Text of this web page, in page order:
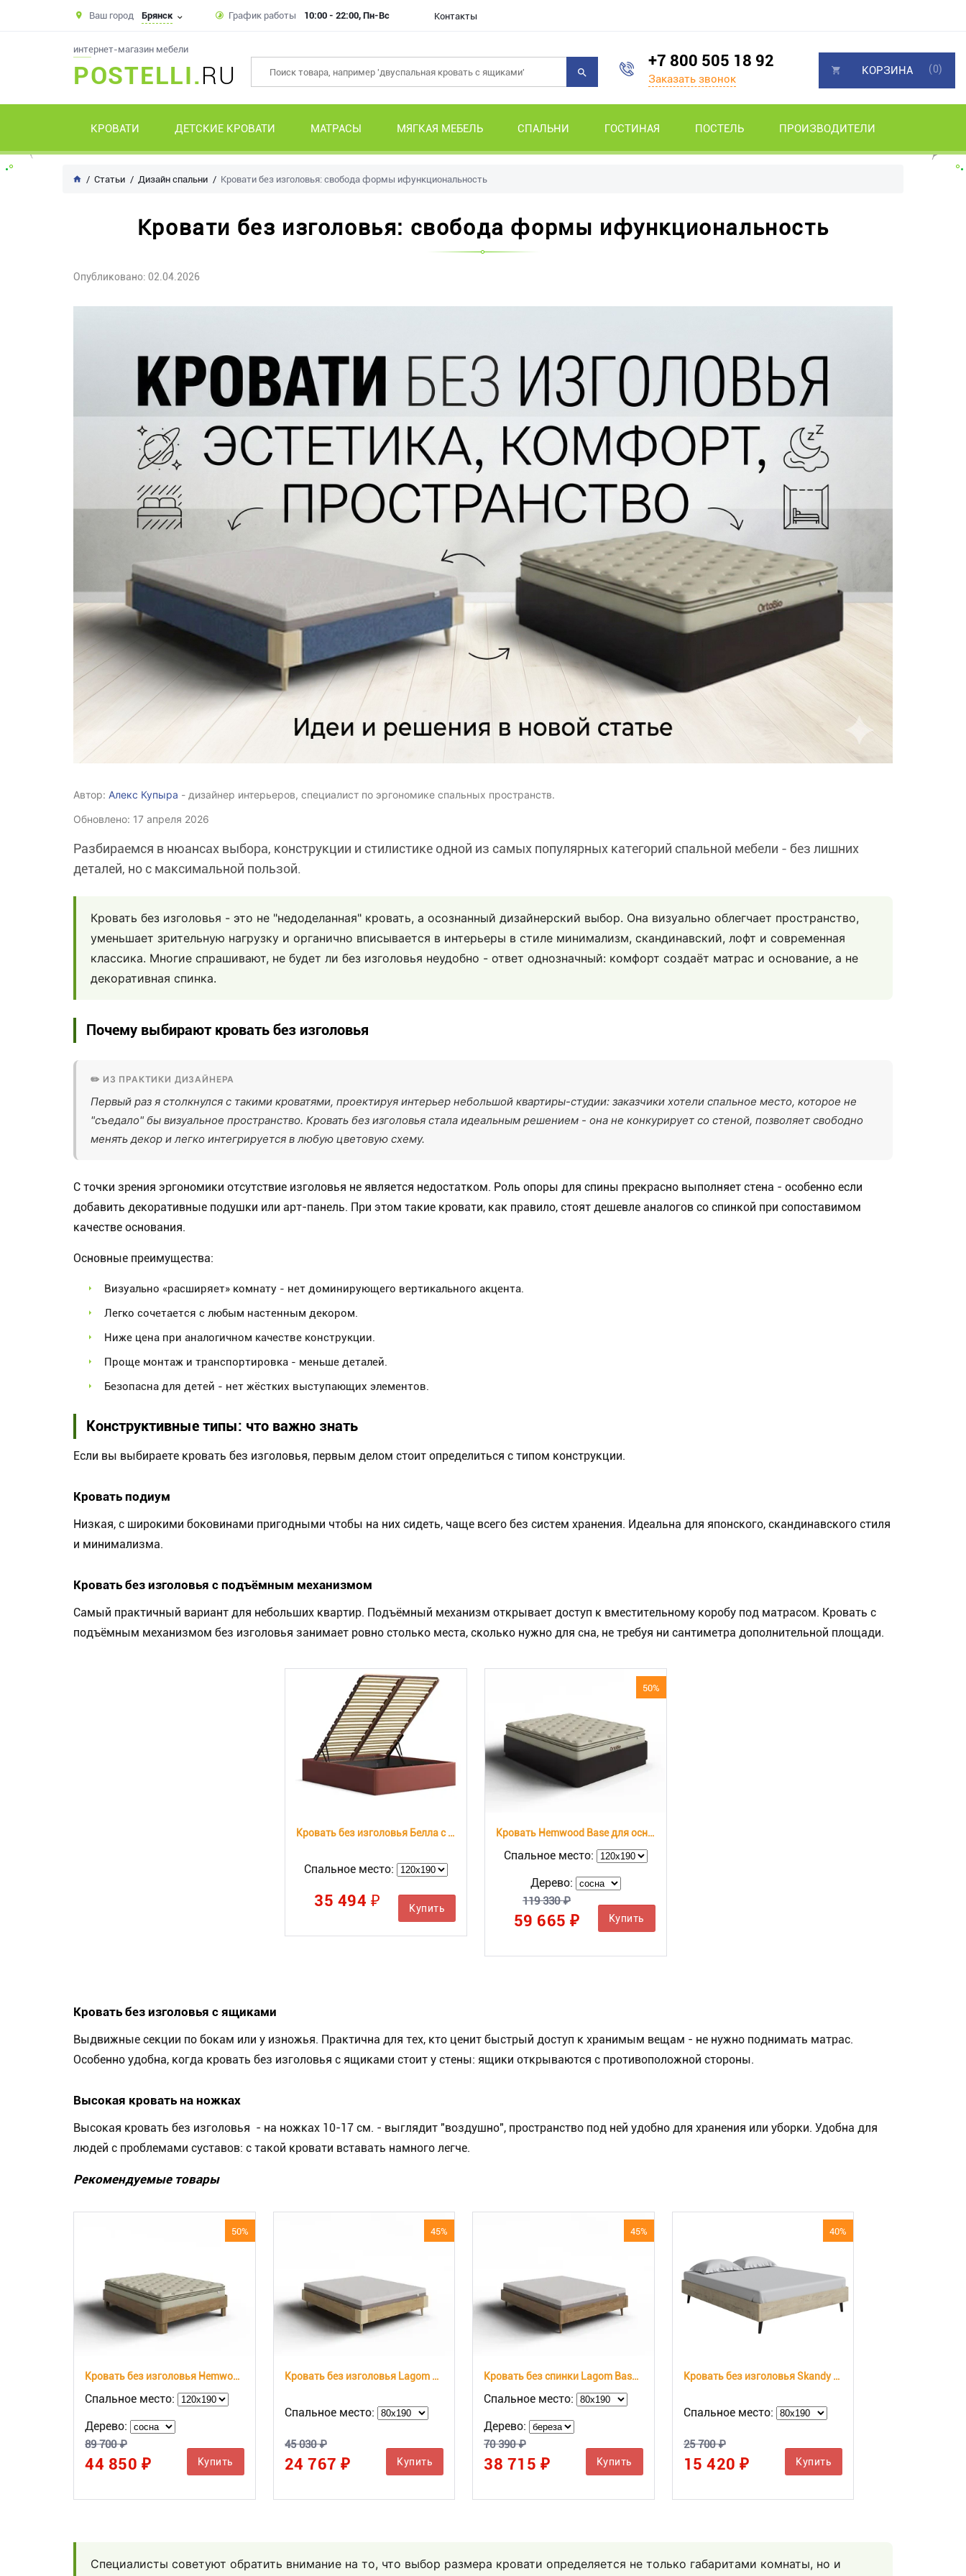
Ваш город Брянск График работы 10:00 - 22:00, Пн-Вс Контакты
интернет-магазин мебели
POSTELLI.RU
+7 800 505 18 92
Заказать звонок
КРОВАТИ ДЕТСКИЕ КРОВАТИ МАТРАСЫ МЯГКАЯ МЕБЕЛЬ СПАЛЬНИ ГОСТИНАЯ ПОСТЕЛЬ ПРОИЗВОДИТЕЛИ
КОРЗИНА (0)
Статьи Дизайн спальни Кровати без изголовья: свобода формы ифункциональность
Кровати без изголовья: свобода формы ифункциональность
Опубликовано: 02.04.2026
Автор: Алекс Купыра - дизайнер интерьеров, специалист по эргономике спальных пространств.
Обновлено: 17 апреля 2026
Разбираемся в нюансах выбора, конструкции и стилистике одной из самых популярных категорий спальной мебели - без лишних
деталей, но с максимальной пользой.
Кровать без изголовья - это не "недоделанная" кровать, а осознанный дизайнерский выбор. Она визуально облегчает пространство,
уменьшает зрительную нагрузку и органично вписывается в интерьеры в стиле минимализм, скандинавский, лофт и современная
классика. Многие спрашивают, не будет ли без изголовья неудобно - ответ однозначный: комфорт создаёт матрас и основание, а не
декоративная спинка.
Почему выбирают кровать без изголовья
Первый раз я столкнулся с такими кроватями, проектируя интерьер небольшой квартиры-студии: заказчики хотели спальное место, которое не
"съедало" бы визуальное пространство. Кровать без изголовья стала идеальным решением - она не конкурирует со стеной, позволяет свободно
менять декор и легко интегрируется в любую цветовую схему.
С точки зрения эргономики отсутствие изголовья не является недостатком. Роль опоры для спины прекрасно выполняет стена - особенно если
добавить декоративные подушки или арт-панель. При этом такие кровати, как правило, стоят дешевле аналогов со спинкой при сопоставимом
качестве основания.
Основные преимущества:
Визуально «расширяет» комнату - нет доминирующего вертикального акцента.
Легко сочетается с любым настенным декором.
Ниже цена при аналогичном качестве конструкции.
Проще монтаж и транспортировка - меньше деталей.
Безопасна для детей - нет жёстких выступающих элементов.
Конструктивные типы: что важно знать
Если вы выбираете кровать без изголовья, первым делом стоит определиться с типом конструкции.
Кровать подиум
Низкая, с широкими боковинами пригодными чтобы на них сидеть, чаще всего без систем хранения. Идеальна для японского, скандинавского стиля
и минимализма.
Кровать без изголовья с подъёмным механизмом
Самый практичный вариант для небольших квартир. Подъёмный механизм открывает доступ к вместительному коробу под матрасом. Кровать с
подъёмным механизмом без изголовья занимает ровно столько места, сколько нужно для сна, не требуя ни сантиметра дополнительной площади.
Кровать без изголовья Белла с подъемным механизмом
Спальное место:
35 494 ₽ Купить
50%
Кровать Hemwood Base для основания с подъемным механизмом
Спальное место:
Дерево:
119 330 ₽
59 665 ₽ Купить
Кровать без изголовья с ящиками
Выдвижные секции по бокам или у изножья. Практична для тех, кто ценит быстрый доступ к хранимым вещам - не нужно поднимать матрас.
Особенно удобна, когда кровать без изголовья с ящиками стоит у стены: ящики открываются с противоположной стороны.
Высокая кровать на ножках
Высокая кровать без изголовья - на ножках 10-17 см. - выглядит "воздушно", пространство под ней удобно для хранения или уборки. Удобна для
людей с проблемами суставов: с такой кровати вставать намного легче.
Рекомендуемые товары
50%
Кровать без изголовья Hemwood Base
Спальное место:
Дерево:
89 700 ₽
44 850 ₽ Купить
45%
Кровать без изголовья Lagom Base Chips
Спальное место:
45 030 ₽
24 767 ₽ Купить
45%
Кровать без спинки Lagom Base Wood
Спальное место:
Дерево:
70 390 ₽
38 715 ₽ Купить
40%
Кровать без изголовья Skandy Base
Спальное место:
25 700 ₽
15 420 ₽ Купить
Специалисты советуют обратить внимание на то, что выбор размера кровати определяется не только габаритами комнаты, но и